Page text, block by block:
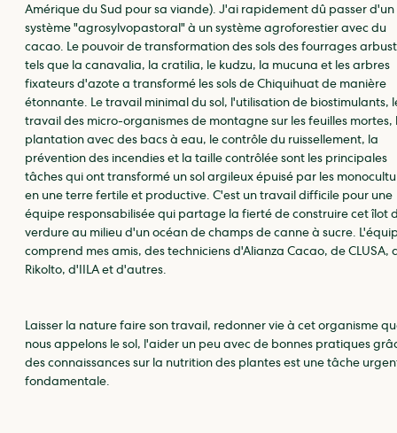
Amérique du Sud pour sa viande). J'ai rapidement dû passer d'un
système "agrosylvopastoral" à un système agroforestier avec du
cacao. Le pouvoir de transformation des sols des fourrages
tels que la canavalia, la cratilia, le kudzu, la mucuna et les arbres
fixateurs d'azote a transformé les sols de Chiquihuat de manière
étonnante. Le travail minimal du sol, l'utilisation de biostimulants,
travail des micro-organismes de montagne sur les feuilles mortes,
plantation avec des bacs à eau, le contrôle du ruissellement, la
prévention des incendies et la taille contrôlée sont les principales
tâches qui ont transformé un sol argileux épuisé par les
en une terre fertile et productive. C'est un travail difficile pour une
équipe responsabilisée qui partage la fierté de construire cet îlot
verdure au milieu d'un océan de champs de canne à sucre.
comprend mes amis, des techniciens d'Alianza Cacao, de CLUSA,
Rikolto, d'IILA et d'autres.
Laisser la nature faire son travail, redonner vie à cet organisme
nous appelons le sol, l'aider un peu avec de bonnes pratiques
des connaissances sur la nutrition des plantes est une tâche
fondamentale.